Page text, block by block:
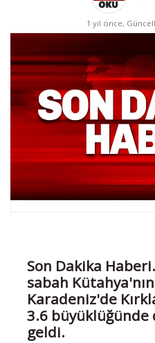
1 yıl önce,
Son Dakika
sabah
Karadeniz'de
3.6 büyüklüğünde
geldi.